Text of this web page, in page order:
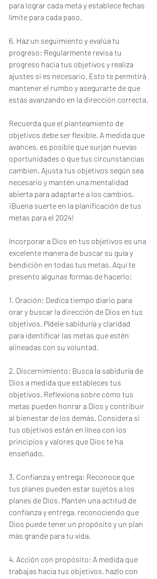
para lograr cada meta y establece fechas
límite para cada paso.
6. Haz un seguimiento y evalúa tu
progreso: Regularmente revisa tu
progreso hacia tus objetivos y realiza
ajustes si es necesario. Esto te permitirá
mantener el rumbo y asegurarte de que
estás avanzando en la dirección correcta.
Recuerda que el planteamiento de
objetivos debe ser flexible. A medida que
avances, es posible que surjan nuevas
oportunidades o que tus circunstancias
cambien. Ajusta tus objetivos según sea
necesario y mantén una mentalidad
abierta para adaptarte a los cambios.
¡Buena suerte en la planificación de tus
metas para el 2024!
Incorporar a Dios en tus objetivos es una
excelente manera de buscar su guía y
bendición en todas tus metas. Aquí te
presento algunas formas de hacerlo:
1. Oración: Dedica tiempo diario para
orar y buscar la dirección de Dios en tus
objetivos. Pídele sabiduría y claridad
para identificar las metas que estén
alineadas con su voluntad.
2. Discernimiento: Busca la sabiduría de
Dios a medida que estableces tus
objetivos. Reflexiona sobre cómo tus
metas pueden honrar a Dios y contribuir
al bienestar de los demás. Considera si
tus objetivos están en línea con los
principios y valores que Dios te ha
enseñado.
3. Confianza y entrega: Reconoce que
tus planes pueden estar sujetos a los
planes de Dios. Mantén una actitud de
confianza y entrega, reconociendo que
Dios puede tener un propósito y un plan
más grande para tu vida.
4. Acción con propósito: A medida que
trabajas hacia tus objetivos, hazlo con